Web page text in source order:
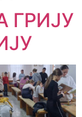
ГРИЈУ